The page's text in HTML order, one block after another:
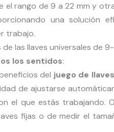
el rango de 9 a 22 mm y
una solución
trabajo.
las llaves universales de
los sentidos:
del juego de
de ajustarse
el que estás trabajando.
fijas o de medir el